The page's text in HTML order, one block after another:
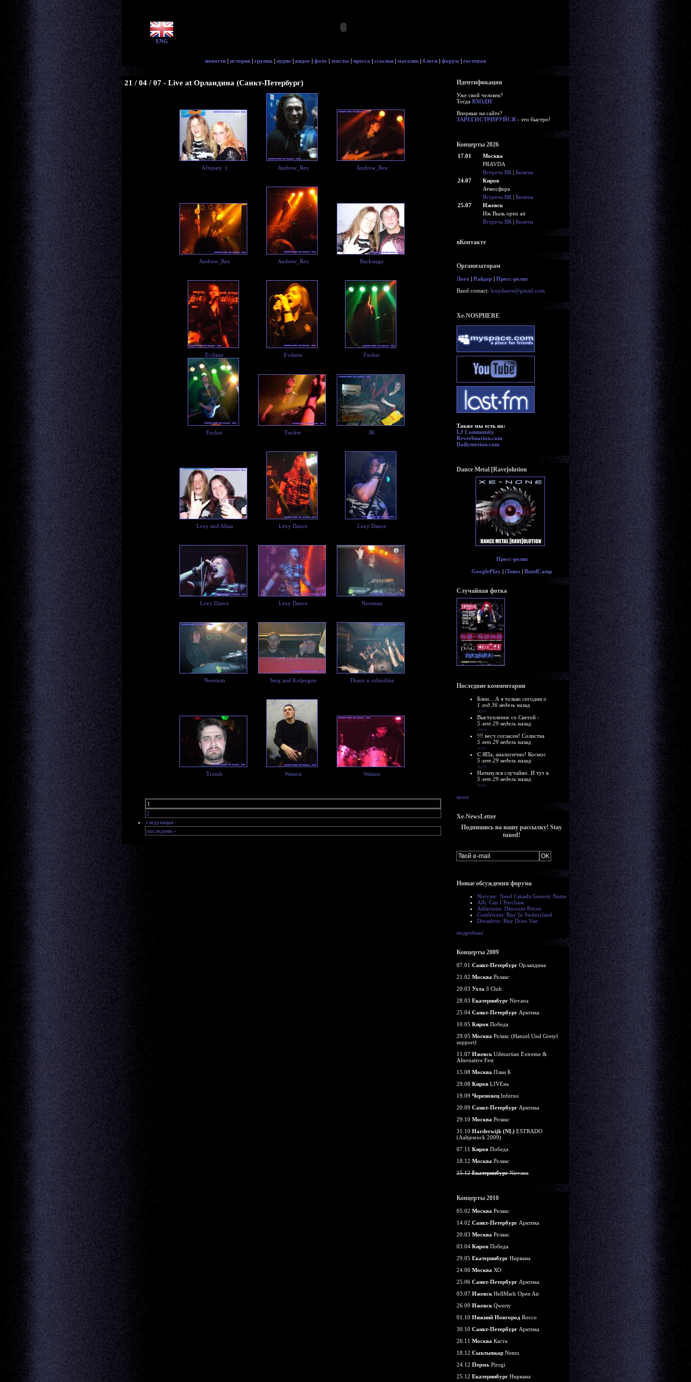
ENG
новости | история | группа | аудио | видео | фото | тексты | пресса | ссылки | магазин | блоги | форум | гостевая
21 / 04 / 07 - Live at Орландина (Санкт-Петербург)
Aftepaty :) Andrew_Rex Andrew_Rex
Andrew_Rex Andrew_Rex Backstage
Evilann Evilann Fucker
Fucker Fucker JK
Lexy and Alina Lexy Dance Lexy Dance
Lexy Dance Lexy Dance Newman
Newman Serg and Kolpogon Thanx u orlandina
Tromb Watson Watson
1
2
следующая ›
последняя »
Идентификация
Уже свой человек?
Тогда ВХОДИ
Впервые на сайте?
ЗАРЕГИСТРИРУЙСЯ - это быстро!
Концерты 2026
17.01
Москва
PRAVDA
Встреча ВК | Билеты
24.07
Киров
Атмосфера
Встреча ВК | Билеты
25.07
Ижевск
Иж Выль open air
Встреча ВК | Билеты
вКонтакте
Организаторам
Лого | Райдер | Пресс-релиз
Band contact: lexydance@gmail.com
Xe-NOSPHERE
Также мы есть на:
LJ Community
Reverbnation.com
Dailymotion.com
Dance Metal [Rave]olution
Пресс-релиз
GooglePlay| iTunes| BandCamp
Случайная фотка
Последние комментарии
Блин... А я только сегодня о
1 год 36 недель назад
>>>
Выступление со Светой -
5 лет 29 недель назад
>>>
!!! весч согласен! Солистка
5 лет 29 недель назад
>>>
С ЯПа, аналогично! Космос
5 лет 29 недель назад
>>>
Наткнулся случайно. И тут в
5 лет 29 недель назад
>>>
more
Xe-NewsLetter
Подпишись на нашу рассылку! Stay
tuned!
Новые обсуждения форума
Norvasc: Need Canada Generic Name
Alli: Can I Purchase
Aldactone: Discount Prices
Combivent: Buy In Switzerland
Decadron: Buy Dries Van
подробнее
Концерты 2009
07.01 Санкт-Петербург Орландина
21.02 Москва Релакс
20.03 Ухта 3 Club
28.03 Екатеринбург Nirvana
25.04 Санкт-Петербург Арктика
10.05 Киров Победа
29.05 Москва Релакс (Hanzel Und Gretyl
support)
11.07 Ижевск Udmurtian Extreme &
Alternative Fest
15.08 Москва План Б
29.08 Киров LIVEнь
19.09 Череповец Inferno
20.09 Санкт-Петербург Арктика
29.10 Москва Релакс
31.10 Harderwijk (NL) ESTRADO
(Aaltjesrock 2009)
07.11 Киров Победа
18.12 Москва Релакс
25.12ЕкатеринбургNirvana
Концерты 2010
05.02 Москва Релакс
14.02 Санкт-Петербург Арктика
20.03 Москва Релакс
03.04 Киров Победа
29.05 Екатеринбург Нирвана
24.06 Москва ХО
25.06 Санкт-Петербург Арктика
03.07 Ижевск HellMark Open Air
26.09 Ижевск Qwerty
01.10 Нижний Новгород Rocco
30.10 Санкт-Петербург Арктика
26.11 Москва Каста
18.12 Сыктывкар Nemo
24.12 Пермь Pirogi
25.12 Екатеринбург Нирвана